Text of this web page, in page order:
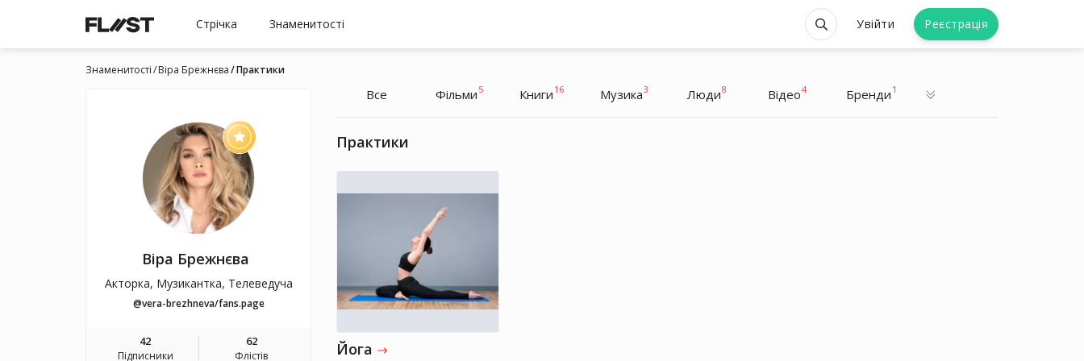
Стрічка Знаменитості Увійти Реєстрація
Знаменитості Віра Брежнєва Практики
Віра Брежнєва
Акторка, Музикантка, Телеведуча
@vera-brezhneva/fans.page
42
Підписники
62
Флістів
Все Фільми 5 Книги 16 Музика3 Люди8 Відео4 Бренди 1
Практики
Йога